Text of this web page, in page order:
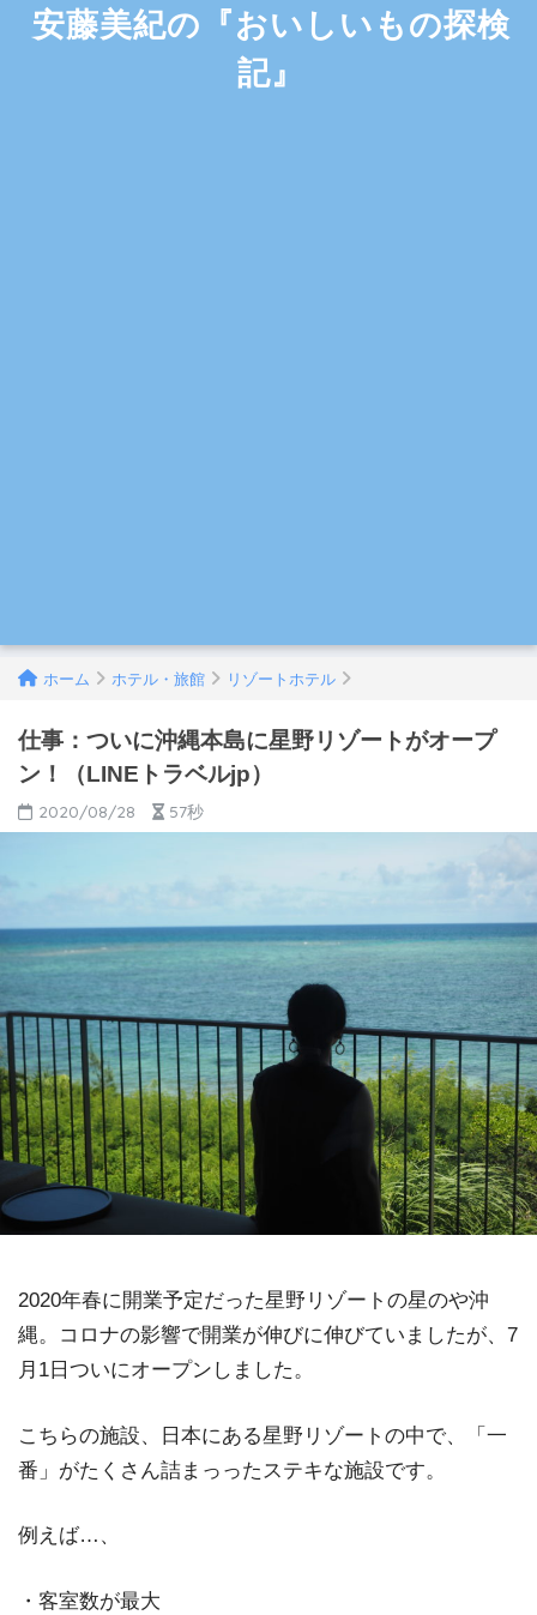
安藤美紀の『おいしいもの探検
記』
ホーム ホテル・旅館 リゾートホテル
仕事：ついに沖縄本島に星野リゾートがオープ
ン！（LINEトラベルjp）
2020/08/28 57秒
2020年春に開業予定だった星野リゾートの星のや沖
縄。コロナの影響で開業が伸びに伸びていましたが、7
月1日ついにオープンしました。
こちらの施設、日本にある星野リゾートの中で、「一
番」がたくさん詰まっったステキな施設です。
例えば…、
・客室数が最大